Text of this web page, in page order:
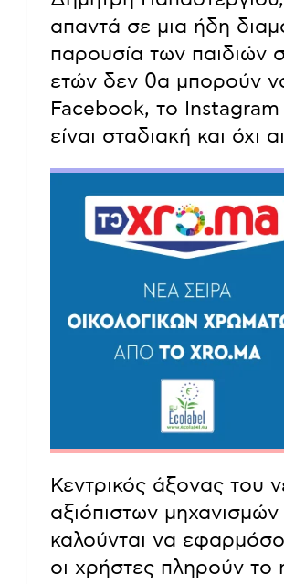
απαντά σε μια ήδη
παρουσία των παιδιών
ετών δεν θα μπορούν
Facebook, το Instagram
είναι σταδιακή και όχι
Κεντρικός άξονας του
αξιόπιστων
καλούνται να
οι χρήστες πληρούν το